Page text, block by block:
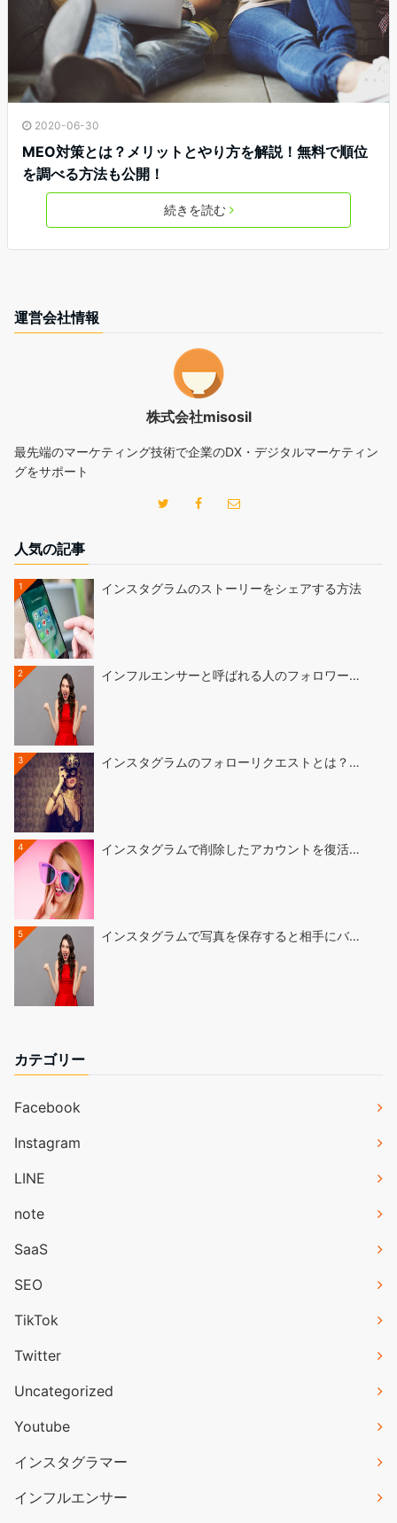
2020-06-30
MEO対策とは？メリットとやり方を解説！無料で順位
を調べる方法も公開！
続きを読む
運営会社情報
株式会社misosil
最先端のマーケティング技術で企業のDX・デジタルマーケティン
グをサポート
人気の記事
1 インスタグラムのストーリーをシェアする方法
2 インフルエンサーと呼ばれる人のフォロワー…
3 インスタグラムのフォローリクエストとは？…
4 インスタグラムで削除したアカウントを復活…
5 インスタグラムで写真を保存すると相手にバ…
カテゴリー
Facebook
Instagram
LINE
note
SaaS
SEO
TikTok
Twitter
Uncategorized
Youtube
インスタグラマー
インフルエンサー